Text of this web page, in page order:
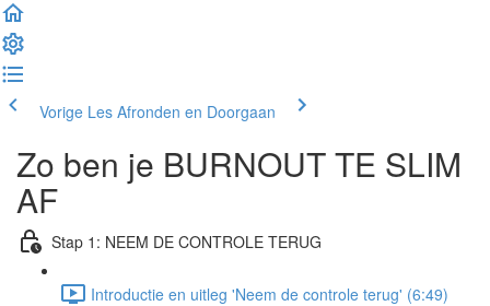
Vorige Les Afronden en Doorgaan
Zo ben je BURNOUT TE SLIM
AF
Stap 1: NEEM DE CONTROLE TERUG
Introductie en uitleg 'Neem de controle terug' (6:49)